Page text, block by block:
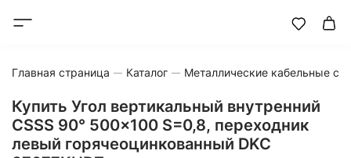
Главная страница Каталог Металлические кабельные
Купить Угол вертикальный внутренний
CSSS 90° 500x100 S=0,8, переходник
левый горячеоцинкованный DKC